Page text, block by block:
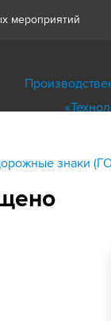
мероприятий
знаки